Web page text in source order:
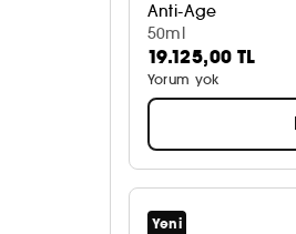
Anti-Age
Matlaştırıcı Krem
50ml
19.125,00 TL
Yorum yok
Yeni